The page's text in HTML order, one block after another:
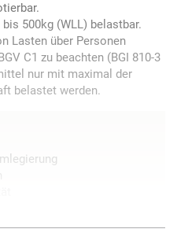
500kg (WLL) belastbar.
Lasten über Personen
C1 zu beachten (BGI 810-3
nur mit maximal der
belastet werden.
48–51mm